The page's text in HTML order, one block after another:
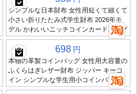
シンプルな日本財布 女性用短くて細くて
小さい折りたたみ式学生財布 2026年モ
デル かわいいニッチコインカードバッグ
698 円
本物の革製コインバッグ 女性用大容量の
ふくらはぎレザー財布 ジッパー キーコ
イン シンプルな学生用小コインバッグ